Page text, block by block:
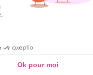
vous donnons
des points
le parcours de vos